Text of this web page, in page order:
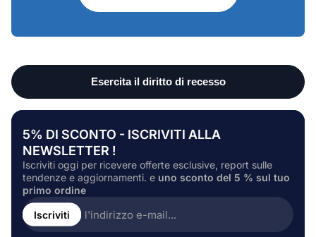
5% DI SCONTO - ISCRIVITI ALLA
NEWSLETTER !
Iscriviti oggi per ricevere offerte esclusive, report sulle
tendenze e aggiornamenti. e uno sconto del 5 % sul tuo
primo ordine
Inserire
l'indirizzo
e-
Iscriviti